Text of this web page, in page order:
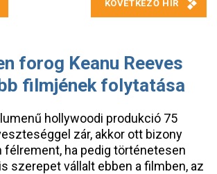
forog Keanu Reeves
filmjének folytatása
hollywoodi produkció 75
zár, akkor ott bizony
félrement, ha pedig történetesen
szerepet vállalt ebben a filmben, az